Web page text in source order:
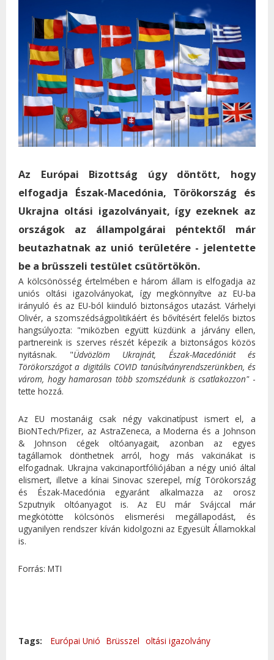
Az Európai Bizottság úgy döntött, hogy
elfogadja Észak-Macedónia, Törökország és
Ukrajna oltási igazolványait, így ezeknek az
országok az állampolgárai péntektől már
beutazhatnak az unió területére - jelentette
be a brüsszeli testület csütörtökön.
A kölcsönösség értelmében e három állam is elfogadja az
uniós oltási igazolványokat, így megkönnyítve az EU-ba
irányuló és az EU-ból kiinduló biztonságos utazást. Várhelyi
Olivér, a szomszédságpolitikáért és bővítésért felelős biztos
hangsúlyozta: "miközben együtt küzdünk a járvány ellen,
partnereink is szerves részét képezik a biztonságos közös
nyitásnak. "Üdvözlöm Ukrajnát, Észak-Macedóniát és
Törökországot a digitális COVID tanúsítványrendszerünkben, és
várom, hogy hamarosan több szomszédunk is csatlakozzon"-
tette hozzá.
Az EU mostanáig csak négy vakcinatípust ismert el, a
BioNTech/Pfizer, az AstraZeneca, a Moderna és a Johnson
& Johnson cégek oltóanyagait, azonban az egyes
tagállamok dönthetnek arról, hogy más vakcinákat is
elfogadnak. Ukrajna vakcinaportfóliójában a négy unió által
elismert, illetve a kínai Sinovac szerepel, míg Törökország
és Észak-Macedónia egyaránt alkalmazza az orosz
Szputnyik oltóanyagot is. Az EU már Svájccal már
megkötötte kölcsönös elismerési megállapodást, és
ugyanilyen rendszer kíván kidolgozni az Egyesült Államokkal
is.
Forrás: MTI
Tags: Európai Unió Brüsszel oltási igazolvány